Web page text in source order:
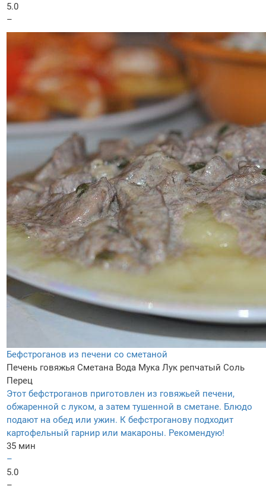
5.0
–
Бефстроганов из печени со сметаной
Печень говяжья Сметана Вода Мука Лук репчатый Соль
Перец
Этот бефстроганов приготовлен из говяжьей печени,
обжаренной с луком, а затем тушенной в сметане. Блюдо
подают на обед или ужин. К бефстроганову подходит
картофельный гарнир или макароны. Рекомендую!
35 мин
–
5.0
–